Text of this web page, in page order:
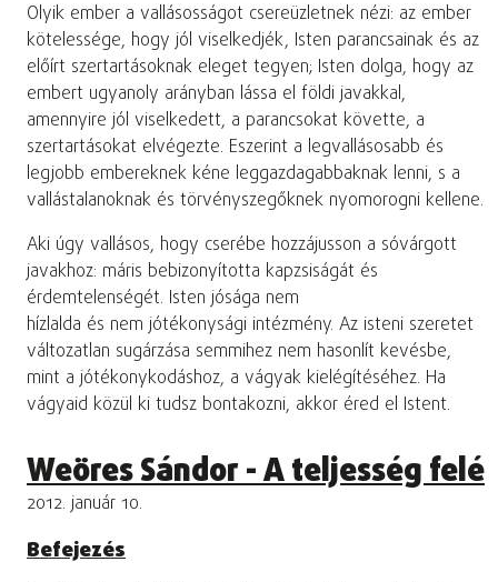
Olyik ember a vallásosságot csereüzletnek nézi: az ember
kötelessége, hogy jól viselkedjék, Isten parancsainak és az
előírt szertartásoknak eleget tegyen; Isten dolga, hogy az
embert ugyanoly arányban lássa el földi javakkal,
amennyire jól viselkedett, a parancsokat követte, a
szertartásokat elvégezte. Eszerint a legvallásosabb és
legjobb embereknek kéne leggazdagabbaknak lenni, s a
vallástalanoknak és törvényszegőknek nyomorogni kellene.
Aki úgy vallásos, hogy cserébe hozzájusson a sóvárgott
javakhoz: máris bebizonyította kapzsiságát és
érdemtelenségét. Isten jósága nem
hízlalda és nem jótékonysági intézmény. Az isteni szeretet
változatlan sugárzása semmihez nem hasonlít kevésbe,
mint a jótékonykodáshoz, a vágyak kielégítéséhez. Ha
vágyaid közül ki tudsz bontakozni, akkor éred el Istent.
Weöres Sándor - A teljesség felé
2012. január 10.
Befejezés